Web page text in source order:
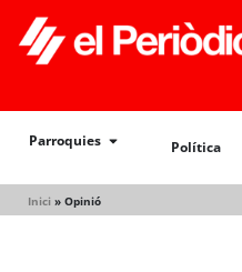
Parroquies Política
Inici » Opinió